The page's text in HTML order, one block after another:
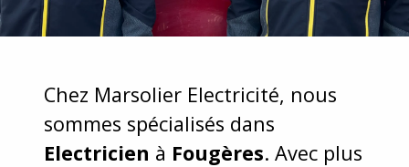
Chez Marsolier Electricité, nous
sommes spécialisés dans
Electricien à Fougères. Avec plus